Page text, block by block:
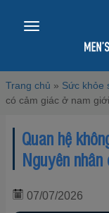
Toggle
Trang chủ » Sức khỏe
có cảm giác ở nam
Quan hệ
Nguyên
07/07/2026